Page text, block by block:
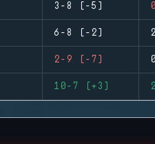
3-8 (-5)
6-8 (-2)
2-9 (-7)
10-7 (+3)